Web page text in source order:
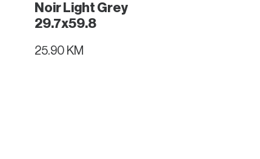
Noir Light Grey
29.7x59.8
25.90 KM